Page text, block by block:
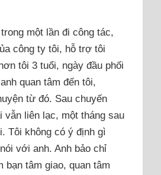
một lần đi công tác,
công ty tôi, hỗ trợ tôi
tôi 3 tuổi, ngày đầu phối
quan tâm đến tôi,
từ đó. Sau chuyến
vẫn liên lạc, một tháng sau
Tôi không có ý định gì
với anh. Anh bảo chỉ
bạn tâm giao, quan tâm